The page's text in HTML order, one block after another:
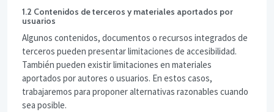
1.2 Contenidos de terceros y materiales aportados por
usuarios
Algunos contenidos, documentos o recursos integrados de
terceros pueden presentar limitaciones de accesibilidad.
También pueden existir limitaciones en materiales
aportados por autores o usuarios. En estos casos,
trabajaremos para proponer alternativas razonables cuando
sea posible.